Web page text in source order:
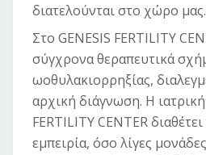
διατελούνται στο χώρο μας.
Στο GENESIS FERTILITY
σύγχρονα θεραπευτικά
ωοθυλακιορρηξίας,
αρχική διάγνωση. Η
FERTILITY CENTER
εμπειρία, όσο λίγες